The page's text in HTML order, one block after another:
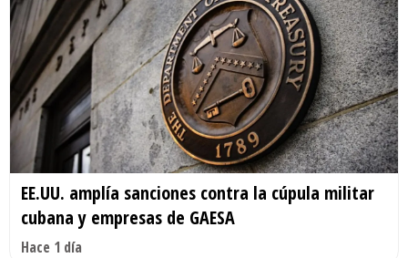
EE.UU. amplía sanciones contra la cúpula militar
cubana y empresas de GAESA
Hace 1 día